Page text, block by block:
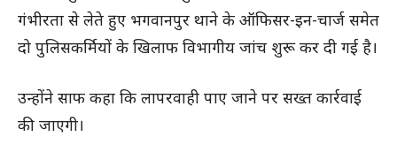
गंभीरता से लेते हुए भगवानपुर थाने के ऑफिसर-इन-चार्ज समेत
दो पुलिसकर्मियों के खिलाफ विभागीय जांच शुरू कर दी गई है।
उन्होंने साफ कहा कि लापरवाही पाए जाने पर सख्त कार्रवाई
की जाएगी।